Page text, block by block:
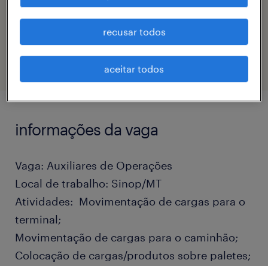
código da vaga
eTalent_JP-181365
informações da vaga
Vaga: Auxiliares de Operações
Local de trabalho: Sinop/MT
Atividades: Movimentação de cargas para o
terminal;
Movimentação de cargas para o caminhão;
Colocação de cargas/produtos sobre paletes;
recusar todos
aceitar todos